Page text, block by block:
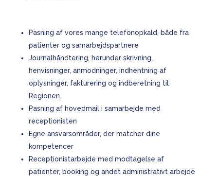
Pasning af vores mange telefonopkald, både fra
patienter og samarbejdspartnere
Journalhåndtering, herunder skrivning,
henvisninger, anmodninger, indhentning af
oplysninger, fakturering og indberetning til
Regionen.
Pasning af hovedmail i samarbejde med
receptionisten
Egne ansvarsområder, der matcher dine
kompetencer
Receptionistarbejde med modtagelse af
patienter, booking og andet administrativt arbejde